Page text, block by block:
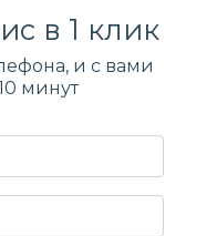
в 1 клик
и c вами
минут